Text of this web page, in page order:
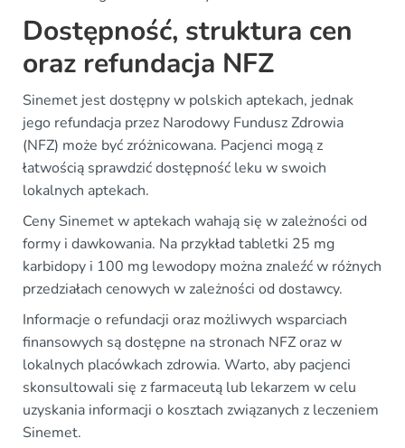
Dostępność, struktura cen
oraz refundacja NFZ
Sinemet jest dostępny w polskich aptekach, jednak
jego refundacja przez Narodowy Fundusz Zdrowia
(NFZ) może być zróżnicowana. Pacjenci mogą z
łatwością sprawdzić dostępność leku w swoich
lokalnych aptekach.
Ceny Sinemet w aptekach wahają się w zależności od
formy i dawkowania. Na przykład tabletki 25 mg
karbidopy i 100 mg lewodopy można znaleźć w różnych
przedziałach cenowych w zależności od dostawcy.
Informacje o refundacji oraz możliwych wsparciach
finansowych są dostępne na stronach NFZ oraz w
lokalnych placówkach zdrowia. Warto, aby pacjenci
skonsultowali się z farmaceutą lub lekarzem w celu
uzyskania informacji o kosztach związanych z leczeniem
Sinemet.